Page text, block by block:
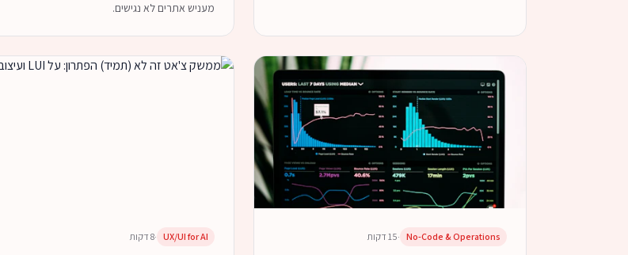
מעניש אתרים לא נגישים.
No-Code & Operations
·15 דקות UX/UI for AI
·8 דקות